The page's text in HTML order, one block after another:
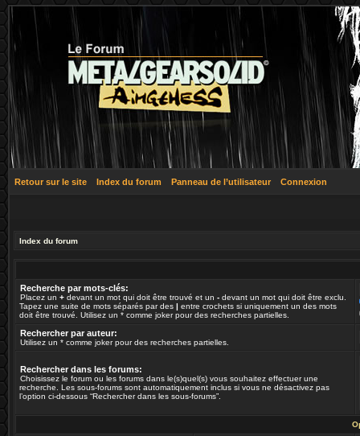
Retour sur le site Index du forum Panneau de l’utilisateur Connexion
Index du forum
Recherche par mots-clés:
Placez un + devant un mot qui doit être trouvé et un - devant un mot qui doit être exclu.
Tapez une suite de mots séparés par des | entre crochets si uniquement un des mots
doit être trouvé. Utilisez un * comme joker pour des recherches partielles.
Rechercher par auteur:
Utilisez un * comme joker pour des recherches partielles.
Rechercher dans les forums:
Choisissez le forum ou les forums dans le(s)quel(s) vous souhaitez effectuer une
recherche. Les sous-forums sont automatiquement inclus si vous ne désactivez pas
l’option ci-dessous “Rechercher dans les sous-forums”.